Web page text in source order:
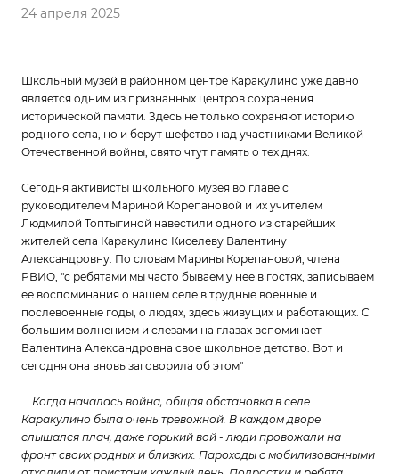
24 апреля 2025
Школьный музей в районном центре Каракулино уже давно
является одним из признанных центров сохранения
исторической памяти. Здесь не только сохраняют историю
родного села, но и берут шефство над участниками Великой
Отечественной войны, свято чтут память о тех днях.
Сегодня активисты школьного музея во главе с
руководителем Мариной Корепановой и их учителем
Людмилой Топтыгиной навестили одного из старейших
жителей села Каракулино Киселеву Валентину
Александровну. По словам Марины Корепановой, члена
РВИО, "с ребятами мы часто бываем у нее в гостях, записываем
ее воспоминания о нашем селе в трудные военные и
послевоенные годы, о людях, здесь живущих и работающих. С
большим волнением и слезами на глазах вспоминает
Валентина Александровна свое школьное детство. Вот и
сегодня она вновь заговорила об этом"
... Когда началась война, общая обстановка в селе
Каракулино была очень тревожной. В каждом дворе
слышался плач, даже горький вой - люди провожали на
фронт своих родных и близких. Пароходы с мобилизованными